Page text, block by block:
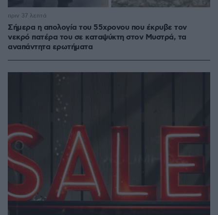
Σήμερα η απολογία του 55χρονου που έκρυβε τον
νεκρό πατέρα του σε καταψύκτη στον Μυστρά, τα
αναπάντητα ερωτήματα
πριν 37 λεπτά